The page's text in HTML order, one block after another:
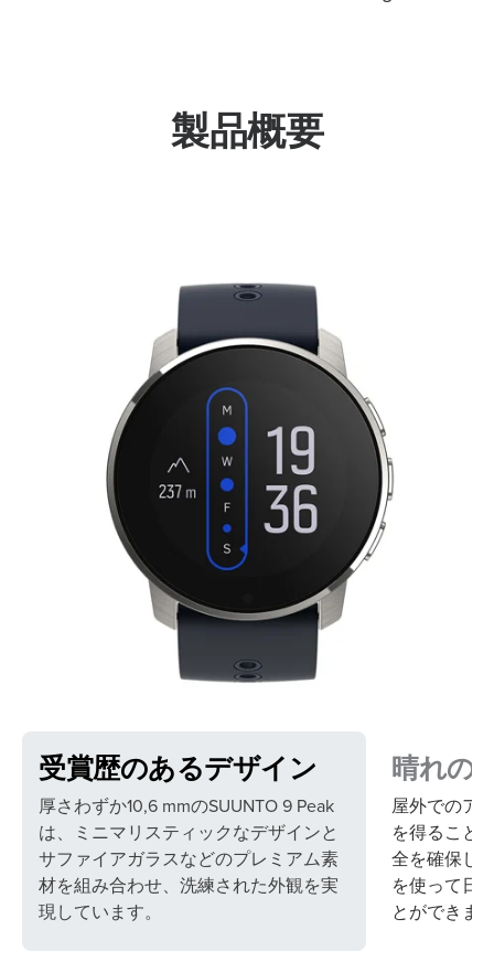
製品概要
受賞歴のあるデザイン
厚さわずか10,6 mmのSUUNTO 9 Peak
は、ミニマリスティックなデザインと
サファイアガラスなどのプレミアム素
材を組み合わせ、洗練された外観を実
現しています。
晴れの
屋外でのア
を得ること
全を確保し
を使って日
とができま